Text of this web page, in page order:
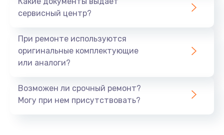
сервисный центр?
При ремонте используются
оригинальные комплектующие
или аналоги?
Возможен ли срочный ремонт?
Могу при нем присутствовать?